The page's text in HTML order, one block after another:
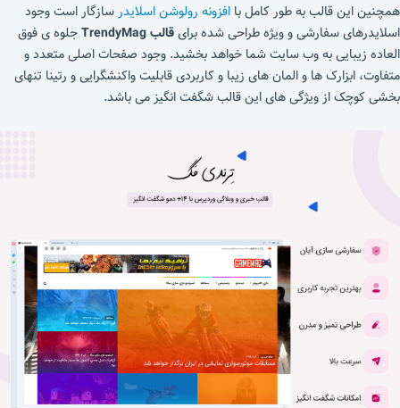
همچنین این قالب به طور کامل با افزونه رولوشن اسلایدرسازگار است وجود
اسلایدرهای سفارشی و ویژه طراحی شده برایقالب TrendyMag
جلوه ی فوق
العاده زیبایی به وب سایت شما خواهد بخشید. وجود صفحات اصلی متعدد و
متفاوت، ابزارک ها و المان های زیبا و کاربردی قابلیت واکنشگرایی و رتینا تنهای
بخشی کوچک از ویژگی های این قالب شگفت انگیز می باشد.